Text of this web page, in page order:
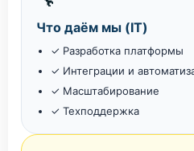
Что даём мы (IT)
✓ Разработка платформы
✓ Интеграции и
✓ Масштабирование
✓ Техподдержка